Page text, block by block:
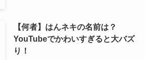
【何者】はんネキの名前は？
YouTubeでかわいすぎると大バズ
り！